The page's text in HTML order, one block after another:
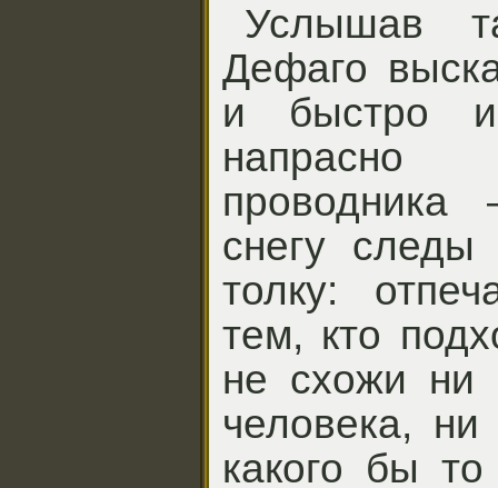
Услышав
Дефаго
и быстро
снегу следы
толку:
тем, кто
не схожи ни
человека, ни
какого бы